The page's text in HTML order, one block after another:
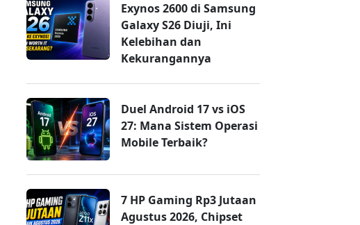
Exynos 2600 di Samsung
Galaxy S26 Diuji, Ini
Kelebihan dan
Kekurangannya
Duel Android 17 vs iOS
27: Mana Sistem Operasi
Mobile Terbaik?
7 HP Gaming Rp3 Jutaan
Agustus 2026, Chipset